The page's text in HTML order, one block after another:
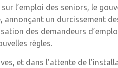
l’emploi des seniors, le
annonçant un durcissement
des demandeurs
règles.
et dans l’attente de